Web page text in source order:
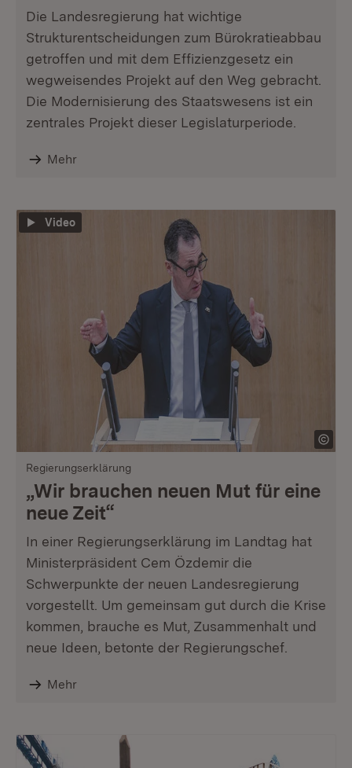
Die Landesregierung hat wichtige
Strukturentscheidungen zum Bürokratieabbau
getroffen und mit dem Effizienzgesetz ein
wegweisendes Projekt auf den Weg gebracht.
Die Modernisierung des Staatswesens ist ein
zentrales Projekt dieser Legislaturperiode.
Mehr
Video
Regierungserklärung
„Wir brauchen neuen Mut für eine
neue Zeit“
In einer Regierungserklärung im Landtag hat
Ministerpräsident Cem Özdemir die
Schwerpunkte der neuen Landesregierung
vorgestellt. Um gemeinsam gut durch die Krise
kommen, brauche es Mut, Zusammenhalt und
neue Ideen, betonte der Regierungschef.
Mehr